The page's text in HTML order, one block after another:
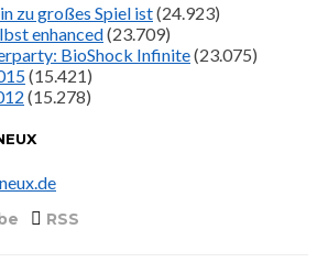
zu großes Spiel ist(24.923)
enhanced(23.709)
BioShock Infinite(23.075)
(15.421)
(15.278)
RSS